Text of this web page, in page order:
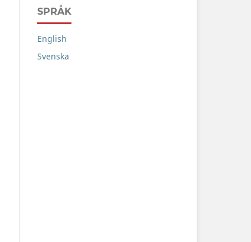
SPRÅK
English
Svenska